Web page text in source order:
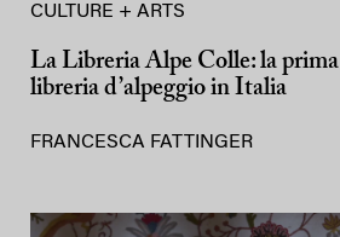
CULTURE + ARTS
La Libreria Alpe Colle: la prima
libreria d’alpeggio in Italia
FRANCESCA FATTINGER